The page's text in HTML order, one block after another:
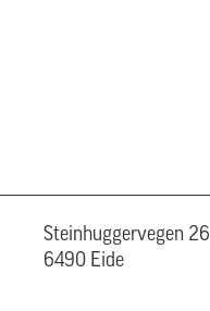
Steinhuggervegen 26
6490 Eide